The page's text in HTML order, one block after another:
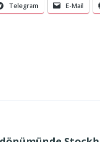
Telegram E-Mail